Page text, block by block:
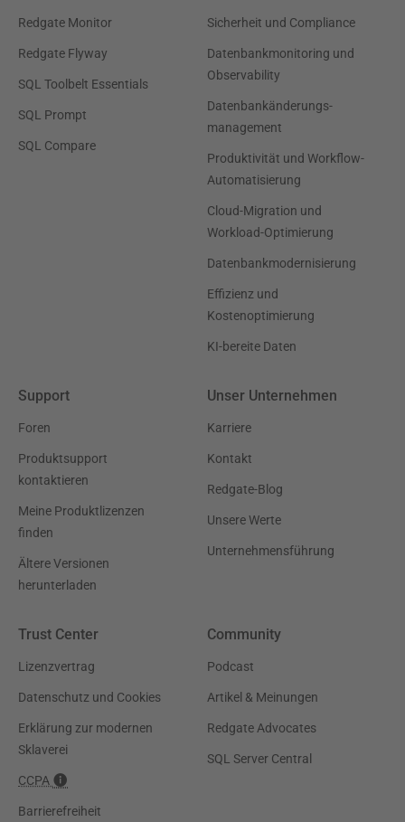
Redgate Monitor
Redgate Flyway
SQL Toolbelt Essentials
SQL Prompt
SQL Compare
Sicherheit und Compliance
Datenbankmonitoring und
Observability
Datenbankänderungs-
management
Produktivität und Workflow-
Automatisierung
Cloud-Migration und
Workload-Optimierung
Datenbankmodernisierung
Effizienz und
Kostenoptimierung
KI-bereite Daten
Support
Foren
Produktsupport
kontaktieren
Meine Produktlizenzen
finden
Ältere Versionen
herunterladen
Unser Unternehmen
Karriere
Kontakt
Redgate-Blog
Unsere Werte
Unternehmensführung
Trust Center
Lizenzvertrag
Datenschutz und Cookies
Erklärung zur modernen
Sklaverei
CCPA
Barrierefreiheit
Community
Podcast
Artikel & Meinungen
Redgate Advocates
SQL Server Central